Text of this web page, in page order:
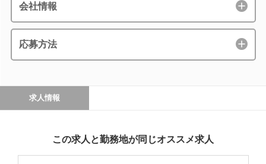
会社情報
応募方法
求人情報
この求人と勤務地が同じオススメ求人